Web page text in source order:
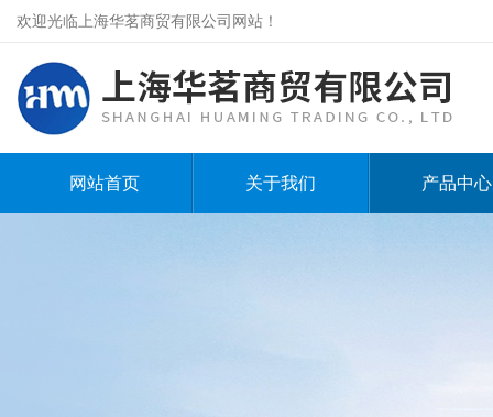
欢迎光临上海华茗商贸有限公司网站！
网站首页 关于我们 产品中心